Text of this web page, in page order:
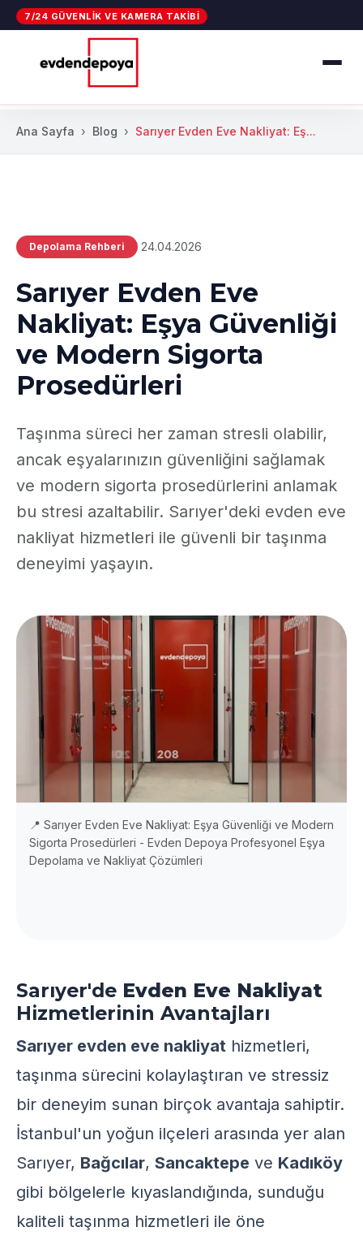
7/24 GÜVENLIK VE KAMERA TAKIBI
Ana Sayfa Blog Sarıyer Evden Eve Nakliyat: Eş...
Depolama Rehberi 24.04.2026
Sarıyer Evden Eve
Nakliyat: Eşya Güvenliği
ve Modern Sigorta
Prosedürleri
Taşınma süreci her zaman stresli olabilir,
ancak eşyalarınızın güvenliğini sağlamak
ve modern sigorta prosedürlerini anlamak
bu stresi azaltabilir. Sarıyer'deki evden eve
nakliyat hizmetleri ile güvenli bir taşınma
deneyimi yaşayın.
📍 Sarıyer Evden Eve Nakliyat: Eşya Güvenliği ve Modern
Sigorta Prosedürleri - Evden Depoya Profesyonel Eşya
Depolama ve Nakliyat Çözümleri
Sarıyer'de Evden Eve Nakliyat
Hizmetlerinin Avantajları
Sarıyer evden eve nakliyat hizmetleri,
taşınma sürecini kolaylaştıran ve stressiz
bir deneyim sunan birçok avantaja sahiptir.
İstanbul'un yoğun ilçeleri arasında yer alan
Sarıyer, Bağcılar, Sancaktepe ve Kadıköy
gibi bölgelerle kıyaslandığında, sunduğu
kaliteli taşınma hizmetleri ile öne